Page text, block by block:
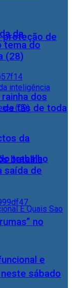
proteção de
da
trabalho
e
da
tema do
(28)
dos
de fãs de toda
batalha
saída de
no
sábado